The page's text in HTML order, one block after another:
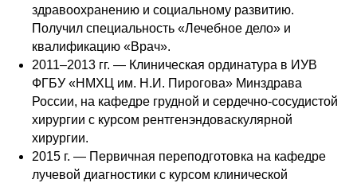
здравоохранению и социальному развитию.
Получил специальность «Лечебное дело» и
квалификацию «Врач».
2011–2013 гг. — Клиническая ординатура в ИУВ
ФГБУ «НМХЦ им. Н.И. Пирогова» Минздрава
России, на кафедре грудной и сердечно-сосудистой
хирургии с курсом рентгенэндоваскулярной
хирургии.
2015 г. — Первичная переподготовка на кафедре
лучевой диагностики с курсом клинической